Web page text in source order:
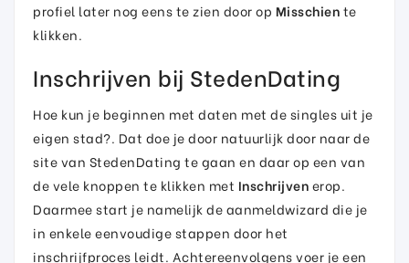
profiel later nog eens te zien door op Misschiente
klikken.
Inschrijven bij StedenDating
Hoe kun je beginnen met daten met de singles uit je
eigen stad?. Dat doe je door natuurlijk door naar de
site van StedenDating te gaan en daar op een van
de vele knoppen te klikken met Inschrijvenerop.
Daarmee start je namelijk de aanmeldwizard die je
in enkele eenvoudige stappen door het
inschrijfproces leidt. Achtereenvolgens voer je een